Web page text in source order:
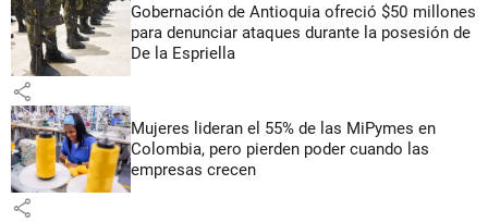
Gobernación de Antioquia ofreció $50 millones
para denunciar ataques durante la posesión de
De la Espriella
share
Mujeres lideran el 55% de las MiPymes en
Colombia, pero pierden poder cuando las
empresas crecen
share